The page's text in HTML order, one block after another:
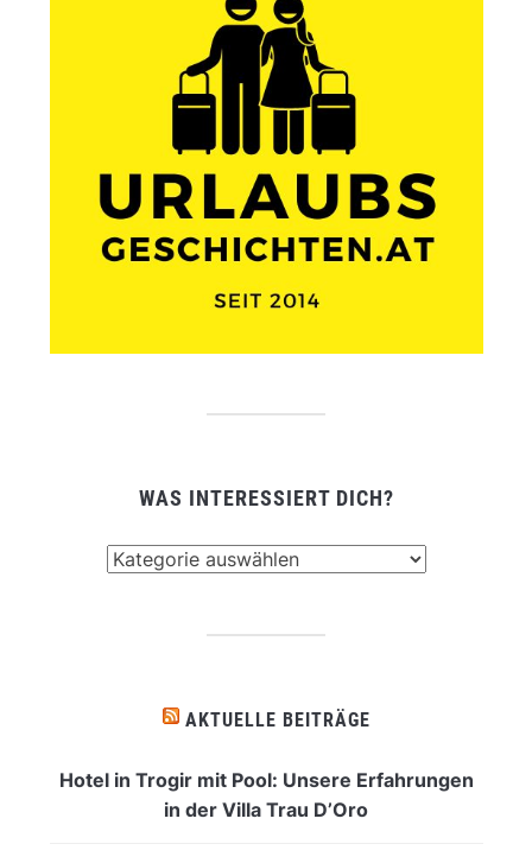
WAS INTERESSIERT DICH?
AKTUELLE BEITRÄGE
Hotel in Trogir mit Pool: Unsere Erfahrungen
in der Villa Trau D’Oro